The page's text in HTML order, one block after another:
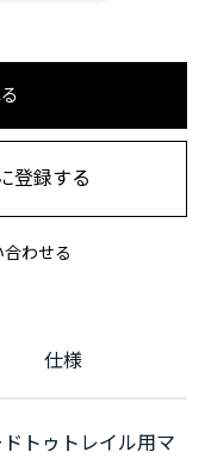
わせる
登録する
仕様
トゥトレイル用マ